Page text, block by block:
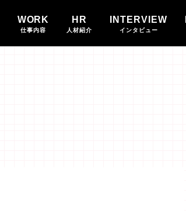
WORK
仕事内容
HR
人材紹介
INTERVIEW
インタビュー